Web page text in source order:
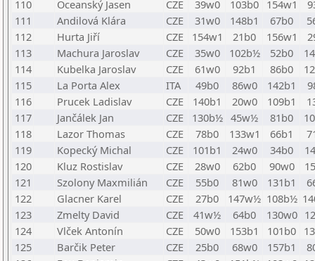
110 Oceanský Jasen CZE 39w0 103b0 154w1
111
Andilová Klára CZE 31w0 148b1 67b0
112
Hurta Jiří CZE 154w1 21b0 156w1
113
Machura Jaroslav CZE 35w0 102b½ 52b0
114
Kubelka Jaroslav CZE 61w0 92b1 86b0
115
La Porta Alex ITA 49b0 86w0 142b1
116
Prucek Ladislav CZE 140b1 20w0 109b1
117
Jančálek Jan CZE 130b½ 45w½ 81b0
118
Lazor Thomas CZE 78b0 133w1 66b1
119
Kopecký Michal CZE 101b1 24w0 34b0
120
Kluz Rostislav CZE 28w0 62b0 90w0
121
Szolony Maxmilián CZE 55b0 81w0 131b1
122
Glacner Karel CZE 27b0 147w½ 108b½
123
Zmelty David CZE 41w½ 64b0 130w0
124
Vlček Antonín CZE 50w0 153b1 101b0
125
Barčik Peter CZE 25b0 68w0 157b1